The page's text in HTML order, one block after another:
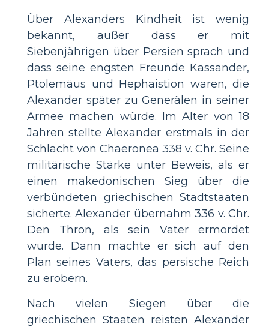
Über Alexanders Kindheit ist wenig
bekannt, außer dass er mit
Siebenjährigen über Persien sprach und
dass seine engsten Freunde Kassander,
Ptolemäus und Hephaistion waren, die
Alexander später zu Generälen in seiner
Armee machen würde. Im Alter von 18
Jahren stellte Alexander erstmals in der
Schlacht von Chaeronea 338 v. Chr. Seine
militärische Stärke unter Beweis, als er
einen makedonischen Sieg über die
verbündeten griechischen Stadtstaaten
sicherte. Alexander übernahm 336 v. Chr.
Den Thron, als sein Vater ermordet
wurde. Dann machte er sich auf den
Plan seines Vaters, das persische Reich
zu erobern.
Nach vielen Siegen über die
griechischen Staaten reisten Alexander